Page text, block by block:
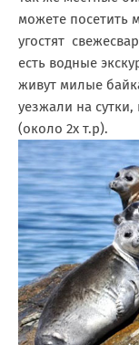
можете посетить
угостят
есть водные
живут милые
уезжали на
(около 2х т.р).